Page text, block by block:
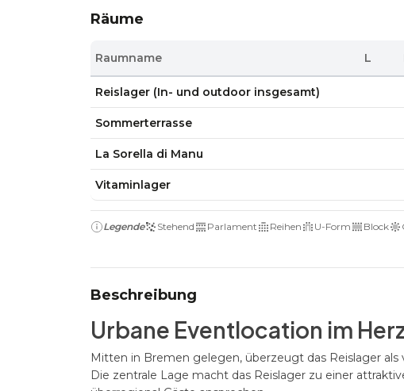
Räume
Raumname L
Reislager (In- und outdoor insgesamt)
Sommerterrasse
La Sorella di Manu
Vitaminlager
Legende Stehend Parlament Reihen U-Form Block
Beschreibung
Urbane Eventlocation im
Mitten in Bremen gelegen, überzeugt das Reislager
Die zentrale Lage macht das Reislager zu einer